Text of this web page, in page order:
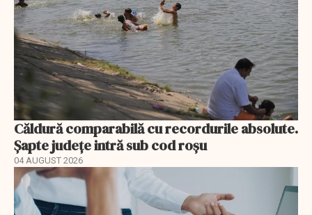
Căldură comparabilă cu recordurile absolute.
Șapte județe intră sub cod roșu
04 AUGUST 2026